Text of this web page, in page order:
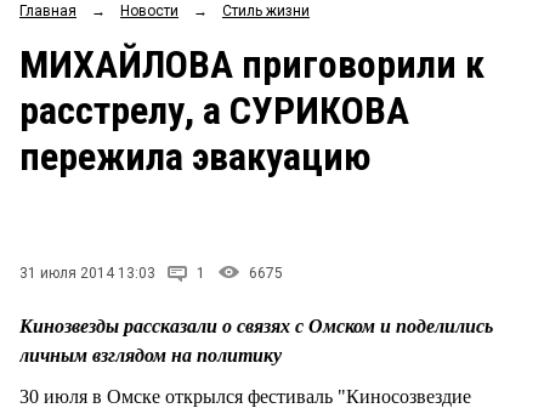
ОБЩЕСТВО
ЗАКОН
НОВОСТИ КОМПАНИЙ
Рейтинги
Блоги
Архив
Главная → Новости → Стиль жизни
МИХАЙЛОВА приговорили к
расстрелу, а СУРИКОВА
пережила эвакуацию
31 июля 2014 13:03 1 6675
Кинозвезды рассказали о связях с Омском и поделились
личным взглядом на политику
30 июля в Омске открылся фестиваль "Киносозвездие